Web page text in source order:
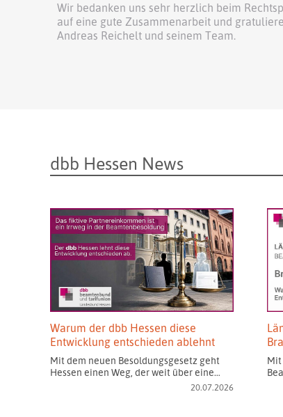
Wir bedanken uns sehr herzlich beim
auf eine gute Zusammenarbeit und
Andreas Reichelt und seinem Team.
dbb Hessen News
Warum der dbb Hessen diese
Entwicklung entschieden ablehnt
Mit dem neuen Besoldungsgesetz geht
Hessen einen Weg, der weit über eine…
20.07.2026
Mit